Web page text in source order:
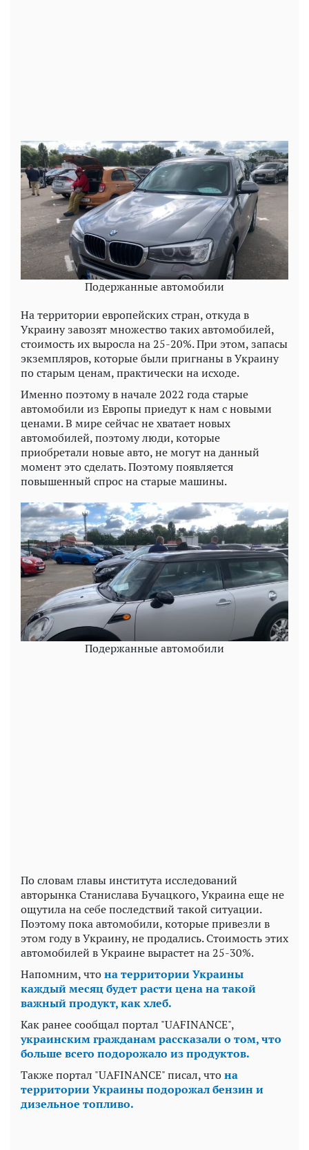
Подержанные автомобили
На территории европейских стран, откуда в
Украину завозят множество таких автомобилей,
стоимость их выросла на 25-20%. При этом, запасы
экземпляров, которые были пригнаны в Украину
по старым ценам, практически на исходе.
Именно поэтому в начале 2022 года старые
автомобили из Европы приедут к нам с новыми
ценами. В мире сейчас не хватает новых
автомобилей, поэтому люди, которые
приобретали новые авто, не могут на данный
момент это сделать. Поэтому появляется
повышенный спрос на старые машины.
Подержанные автомобили
По словам главы института исследований
авторынка Станислава Бучацкого, Украина еще не
ощутила на себе последствий такой ситуации.
Поэтому пока автомобили, которые привезли в
этом году в Украину, не продались. Стоимость этих
автомобилей в Украине вырастет на 25-30%.
Напомним, чтона территории Украины
каждый месяц будет расти цена на такой
важный продукт, как хлеб.
Как ранее сообщал портал "UAFINANCE",
украинским гражданам рассказали о том, что
больше всего подорожало из продуктов.
Также портал "UAFINANCE" писал, чтона
территории Украины подорожал бензин и
дизельное топливо.